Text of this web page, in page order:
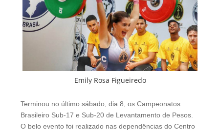
Emily Rosa Figueiredo
Terminou no último sábado, dia 8, os Campeonatos
Brasileiro Sub-17 e Sub-20 de Levantamento de Pesos.
O belo evento foi realizado nas dependências do Centro